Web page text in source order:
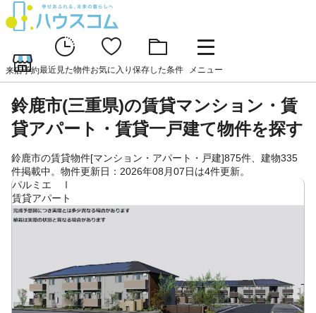
来店予約最近見た物件お気に入り 保存した条件 メニュー
鈴鹿市(三重県)の賃貸マンション・賃
貸アパート・賃貸一戸建て物件を探す
鈴鹿市の賃貸物件[マンション・アパート・戸建]875件、建物335
件掲載中。物件更新日：2026年08月07日は4件更新。
パルミエ Ⅰ
賃貸アパート